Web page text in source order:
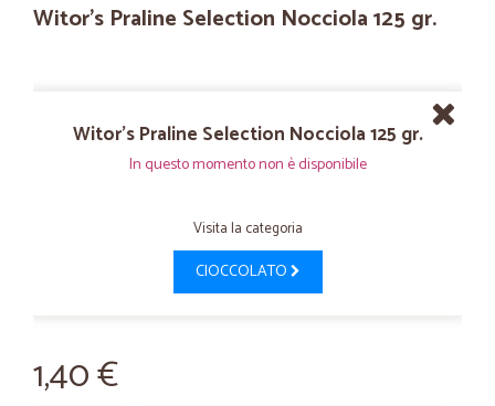
Witor's Praline Selection Nocciola 125 gr.
Witor's Praline Selection Nocciola 125 gr.
In questo momento non è disponibile
Visita la categoria
CIOCCOLATO
1,40 €